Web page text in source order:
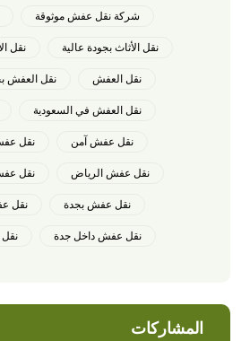
شركة نقل عفش موثوقة
نقل الأثاث بجودة عالية نقل
نقل العفش نقل العفش
نقل العفش في السعودية
نقل عفش آمن نقل
نقل عفش الرياض نقل
نقل عفش بجدة نقل
نقل عفش داخل جدة
المشاركات